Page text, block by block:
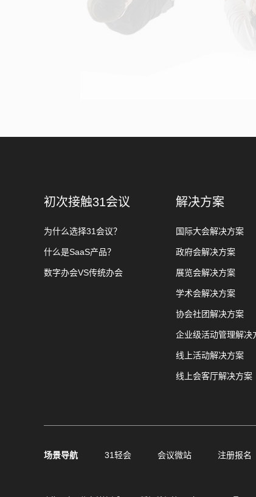
初次接触31会议
为什么选择31会议？
什么是SaaS产品？
数字办会VS传统办会
解决方案
国际大会解决方案
政府会解决方案
展览会解决方案
学术会解决方案
协会社团解决方案
企业级活动管理解决
线上活动解决方案
线上会客厅解决方案
场景导航 31轻会 会议微站 注册报名